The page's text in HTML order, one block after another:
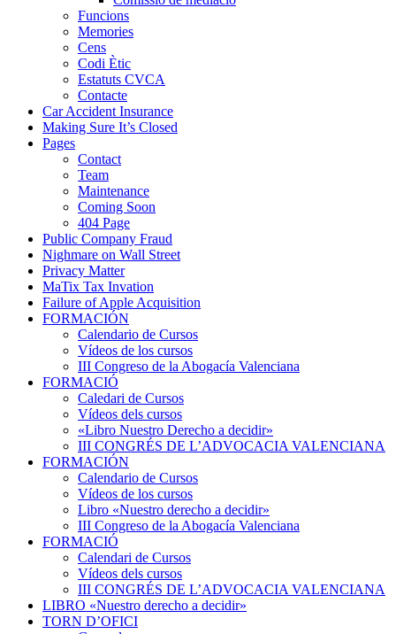
Funcions
Memories
Cens
Codi Ètic
Estatuts CVCA
Contacte
Car Accident Insurance
Making Sure It’s Closed
Pages
Contact
Team
Maintenance
Coming Soon
404 Page
Public Company Fraud
Nighmare on Wall Street
Privacy Matter
MaTix Tax Invation
Failure of Apple Acquisition
FORMACIÓN
Calendario de Cursos
Vídeos de los cursos
III Congreso de la Abogacía Valenciana
FORMACIÓ
Caledari de Cursos
Vídeos dels cursos
«Libro Nuestro Derecho a decidir»
III CONGRÉS DE L’ADVOCACIA VALENCIANA
FORMACIÓN
Calendario de Cursos
Vídeos de los cursos
Libro «Nuestro derecho a decidir»
III Congreso de la Abogacía Valenciana
FORMACIÓ
Calendari de Cursos
Vídeos dels cursos
III CONGRÉS DE L’ADVOCACIA VALENCIANA
LIBRO «Nuestro derecho a decidir»
TORN D’OFICI